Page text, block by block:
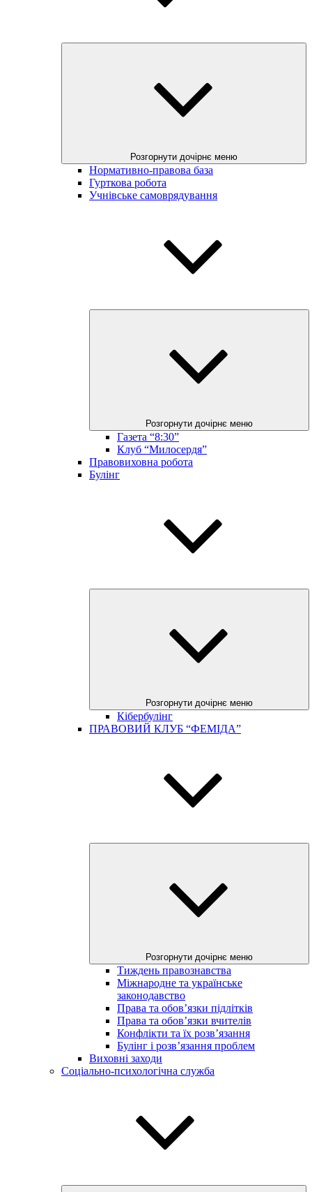
Розгорнути дочірнє меню
Нормативно-правова база
Гурткова робота
Учнівське самоврядування
Розгорнути дочірнє меню
Газета “8:30”
Клуб “Милосердя”
Правовиховна робота
Булінг
Розгорнути дочірнє меню
Кібербулінг
ПРАВОВИЙ КЛУБ “ФЕМІДА”
Розгорнути дочірнє меню
Тиждень правознавства
Міжнародне та українське
законодавство
Права та обов’язки підлітків
Права та обов’язки вчителів
Конфлікти та їх розв’язання
Булінг і розв’язання проблем
Виховні заходи
Соціально-психологічна служба